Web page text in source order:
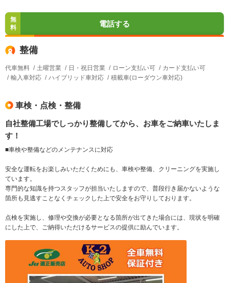
無
料
電話する
整備
代車無料 土曜営業 日・祝日営業 ローン支払い可
カード支払い可
輸入車対応
ハイブリッド車対応 積載車(ローダウン車対応)
車検・点検・整備
自社整備工場でしっかり整備してから、お車をご納車いたしま
す！
■車検や整備などのメンテナンスに対応
安全な運転をお楽しみいただくためにも、車検や整備、クリーニングを実施し
ています。
専門的な知識を持つスタッフが担当いたしますので、普段行き届かないような
箇所も見逃すことなくチェックした上で安全をお守りしております。
点検を実施し、修理や交換が必要となる箇所が出てきた場合には、現状を明確
にした上で、ご納得いただけるサービスの提供に励んでいます。